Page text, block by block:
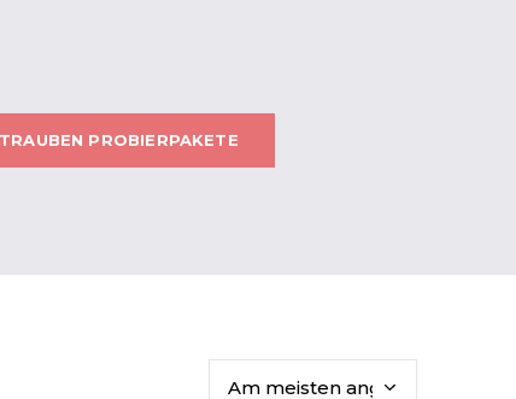
TRAUBEN PROBIERPAKETE